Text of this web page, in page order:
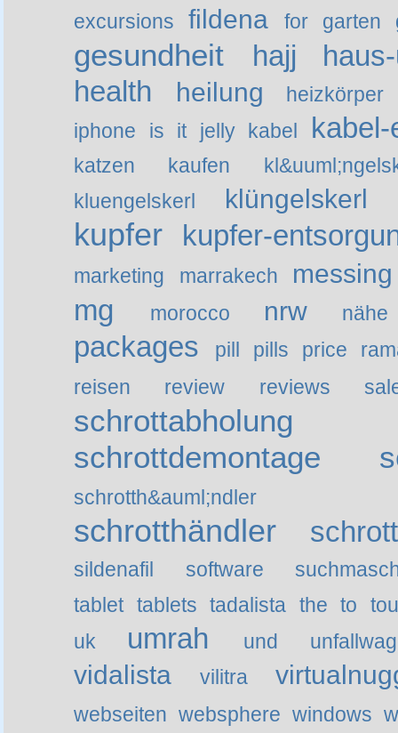
excursions fildena for garten
gesundheit hajj
health
heilung
heizkörper
iphone
is it jelly kabel
katzen kaufen
kluengelskerl
klüngelskerl
kupfer kupfer-
marketing marrakech messing
mg morocco nrw nähe
packages pill pills price
reisen
review reviews
schrottabholung
schrottdemontage
schrotth&auml;ndler
schrotthändler
sildenafil software
tablet tablets tadalista the to
uk
umrah und
vidalista vilitra
webseiten websphere windows